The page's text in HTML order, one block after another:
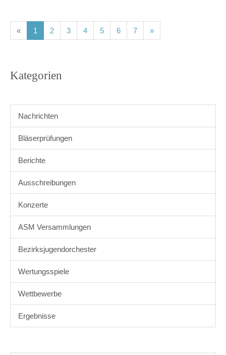
« 1 (current)
2(current)
3(current)
4(current)
5(current)
6(current)
7(current)
»
Kategorien
Nachrichten
Bläserprüfungen
Berichte
Ausschreibungen
Konzerte
ASM Versammlungen
Bezirksjugendorchester
Wertungsspiele
Wettbewerbe
Ergebnisse